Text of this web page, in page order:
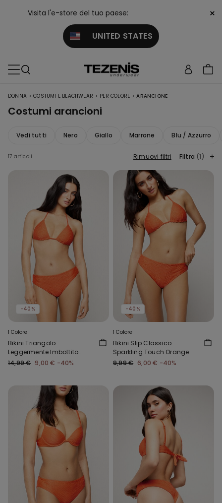
Visita l'e-store del tuo paese:
UNITED STATES
×
DONNA > COSTUMI E BEACHWEAR > PER COLORE > ARANCIONE
Costumi arancioni
Vedi tutti Nero Giallo Marrone Blu / Azzurro
17 articoli Rimuovi filtri Filtra (1)
-40%
1 Colore
Bikini Triangolo
Leggermente Imbottito
Sparkling Touch Orange
14,99 € 9,00 € -40%
-40%
1 Colore
Bikini Slip Classico
Sparkling Touch Orange
9,99 € 6,00 € -40%